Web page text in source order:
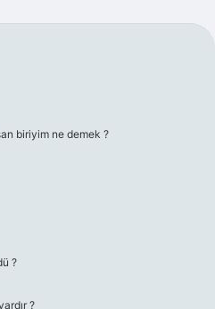
biriyim ne demek ?
?
?